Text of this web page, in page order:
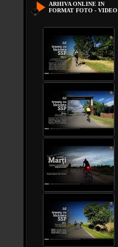
ARHIVA ONLINE IN
FORMAT FOTO - VIDEO